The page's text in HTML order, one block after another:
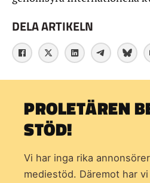
DELA ARTIKELN
PROLETÄREN
STÖD!
Vi har inga rika
mediestöd. Däremot har